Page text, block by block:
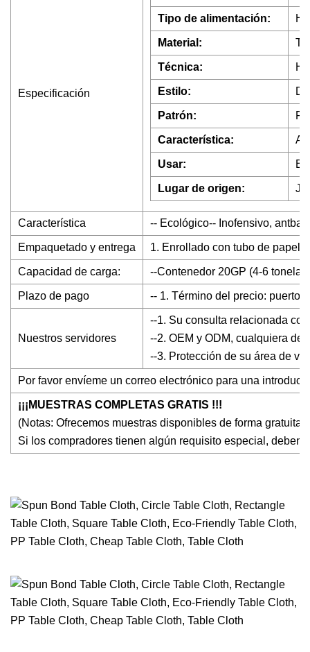
Especificación
Tipo de alimentación:
Material:
Técnica:
Estilo:
Patrón:
Característica:
Usar:
Lugar de origen:
Característica -- Ecológico-- Inofensivo,
Empaquetado y entrega 1. Enrollado con tubo de papel
Capacidad de carga: --Contenedor 20GP (4-6
Plazo de pago -- 1. Término del precio: puerto
Nuestros servidores
--1. Su consulta relacionada
--2. OEM y ODM, cualquiera de
--3. Protección de su área de
Por favor envíeme un correo electrónico para una
¡¡¡MUESTRAS COMPLETAS GRATIS !!!
(Notas: Ofrecemos muestras disponibles de forma gratuita,
Si los compradores tienen algún requisito especial, deben